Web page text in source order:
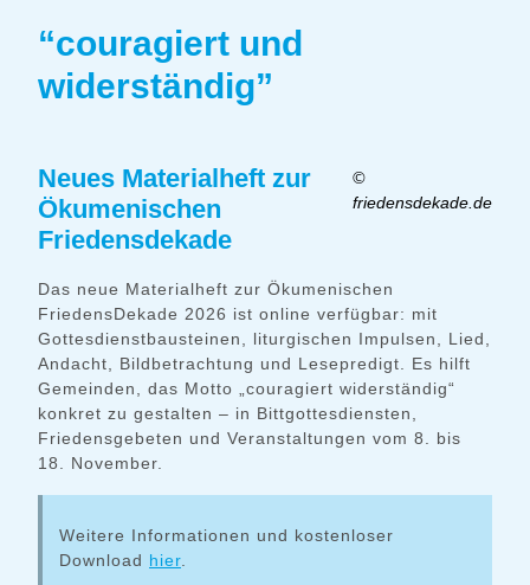
“couragiert und
widerständig”
©
friedensdekade.de
Neues Materialheft zur
Ökumenischen
Friedensdekade
Das neue Materialheft zur Ökumenischen
FriedensDekade 2026 ist online verfügbar: mit
Gottesdienstbausteinen, liturgischen Impulsen, Lied,
Andacht, Bildbetrachtung und Lesepredigt. Es hilft
Gemeinden, das Motto „couragiert widerständig“
konkret zu gestalten – in Bittgottesdiensten,
Friedensgebeten und Veranstaltungen vom 8. bis
18. November.
Weitere Informationen und kostenloser
Download hier